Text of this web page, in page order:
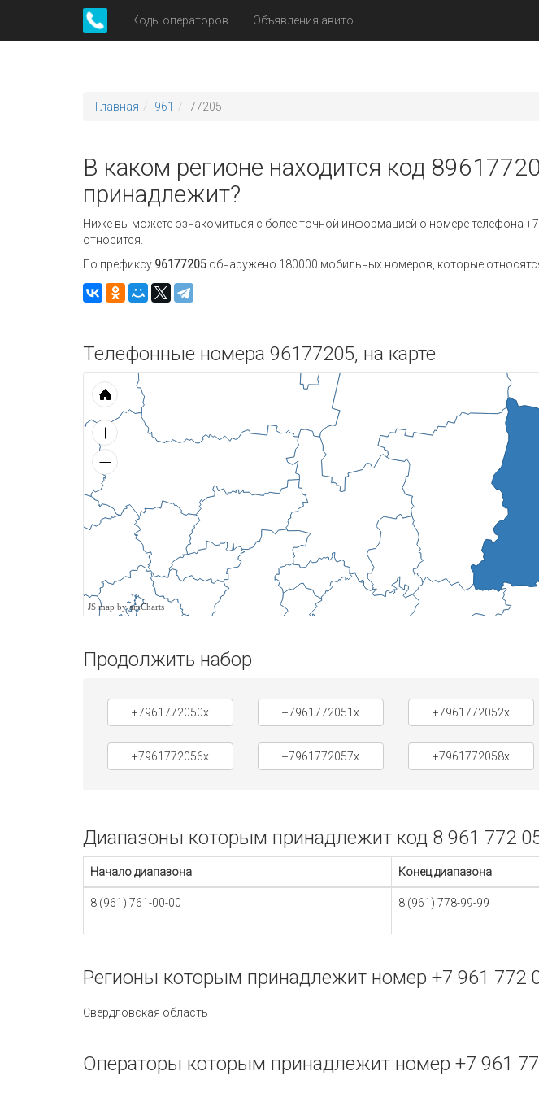
Коды операторов Объявления авито
Главная 961 77205
В каком регионе находится код
принадлежит?
Ниже вы можете ознакомиться с более точной информацией о номере телефона
относится.
По префиксу 96177205 обнаружено 180000 мобильных номеров, которые
Телефонные номера 96177205, на карте
JS map by amCharts
Продолжить набор
+7961772050x +7961772051x +7961772052x
+7961772056x +7961772057x +7961772058x
Диапазоны которым принадлежит код 8 961 772
Начало диапазона Конец диапазона
8 (961) 761-00-00 8 (961) 778-99-99
Регионы которым принадлежит номер +7 961 772
Свердловская область
Операторы которым принадлежит номер +7 961